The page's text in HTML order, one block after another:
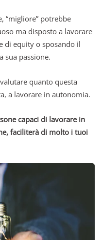
“migliore” potrebbe
ma disposto a lavorare
di equity o sposando il
sua passione.
quanto questa
a lavorare in autonomia.
capaci di lavorare in
faciliterà di molto i tuoi